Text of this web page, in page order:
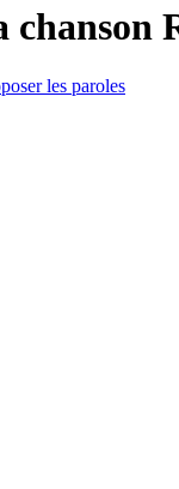
chanson
les paroles